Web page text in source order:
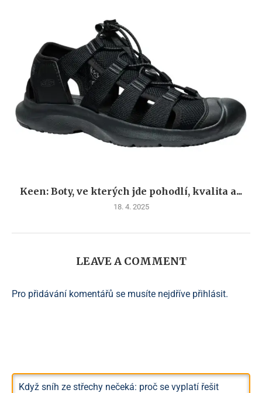
Keen: Boty, ve kterých jde pohodlí, kvalita a...
18. 4. 2025
LEAVE A COMMENT
Pro přidávání komentářů se musíte nejdříve přihlásit.
Když sníh ze střechy nečeká: proč se vyplatí řešit